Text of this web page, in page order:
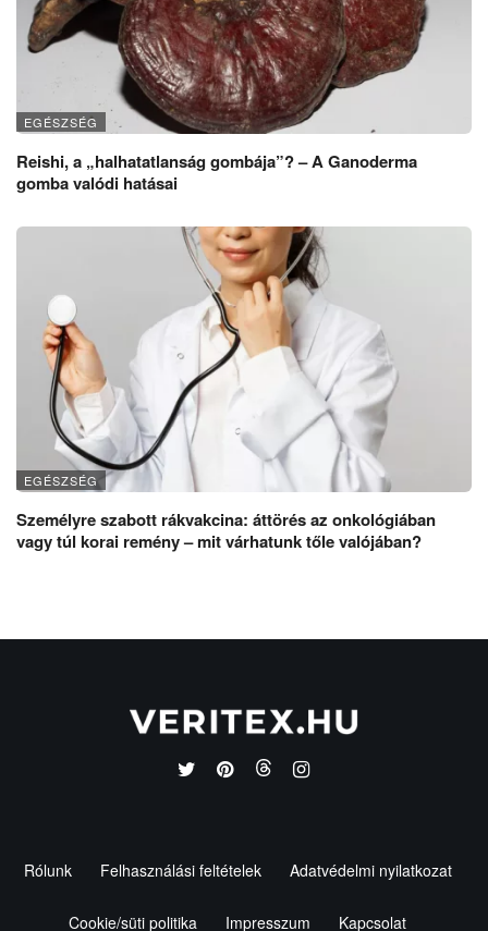
EGÉSZSÉG
Reishi, a „halhatatlanság gombája”? – A Ganoderma
gomba valódi hatásai
EGÉSZSÉG
Személyre szabott rákvakcina: áttörés az onkológiában
vagy túl korai remény – mit várhatunk tőle valójában?
Rólunk Felhasználási feltételek Adatvédelmi nyilatkozat
Cookie/süti politika Impresszum Kapcsolat